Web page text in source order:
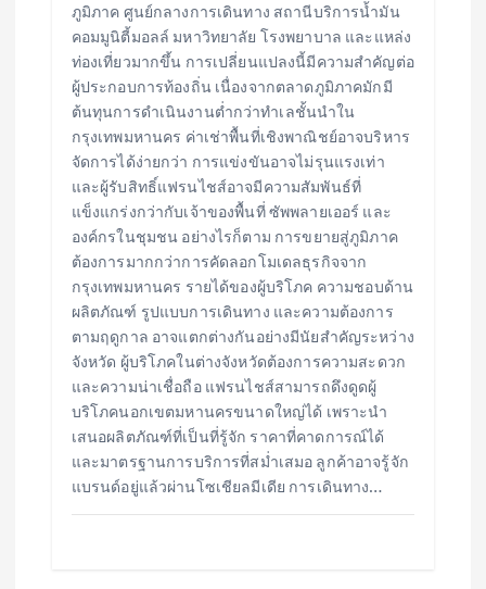
ภูมิภาค ศูนย์กลางการเดินทาง สถานีบริการน้ำมัน
คอมมูนิตี้มอลล์ มหาวิทยาลัย โรงพยาบาล และแหล่ง
ท่องเที่ยวมากขึ้น การเปลี่ยนแปลงนี้มีความสำคัญต่อ
ผู้ประกอบการท้องถิ่น เนื่องจากตลาดภูมิภาคมักมี
ต้นทุนการดำเนินงานต่ำกว่าทำเลชั้นนำใน
กรุงเทพมหานคร ค่าเช่าพื้นที่เชิงพาณิชย์อาจบริหาร
จัดการได้ง่ายกว่า การแข่งขันอาจไม่รุนแรงเท่า
และผู้รับสิทธิ์แฟรนไชส์อาจมีความสัมพันธ์ที่
แข็งแกร่งกว่ากับเจ้าของพื้นที่ ซัพพลายเออร์ และ
องค์กรในชุมชน อย่างไรก็ตาม การขยายสู่ภูมิภาค
ต้องการมากกว่าการคัดลอกโมเดลธุรกิจจาก
กรุงเทพมหานคร รายได้ของผู้บริโภค ความชอบด้าน
ผลิตภัณฑ์ รูปแบบการเดินทาง และความต้องการ
ตามฤดูกาล อาจแตกต่างกันอย่างมีนัยสำคัญระหว่าง
จังหวัด ผู้บริโภคในต่างจังหวัดต้องการความสะดวก
และความน่าเชื่อถือ แฟรนไชส์สามารถดึงดูดผู้
บริโภคนอกเขตมหานครขนาดใหญ่ได้ เพราะนำ
เสนอผลิตภัณฑ์ที่เป็นที่รู้จัก ราคาที่คาดการณ์ได้
และมาตรฐานการบริการที่สม่ำเสมอ ลูกค้าอาจรู้จัก
แบรนด์อยู่แล้วผ่านโซเชียลมีเดีย การเดินทาง…